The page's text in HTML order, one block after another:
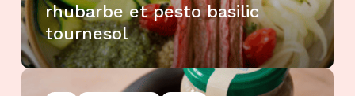
rhubarbe et pesto basilic
tournesol